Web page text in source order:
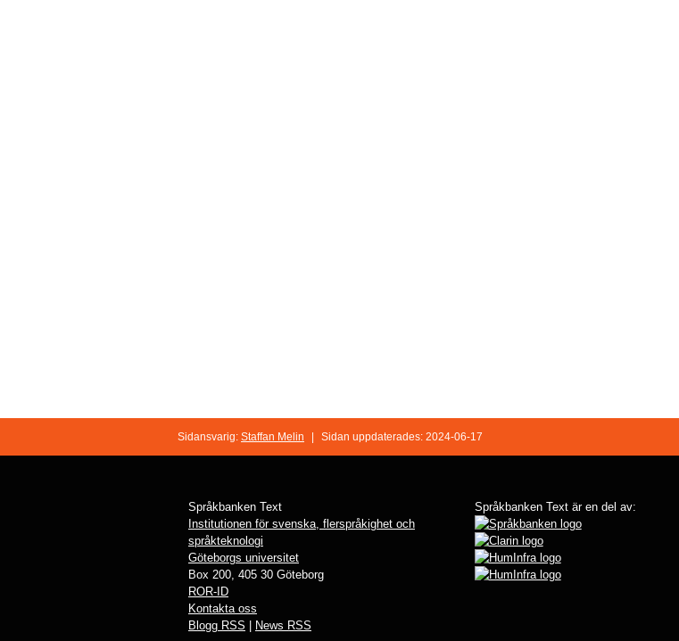
Sidansvarig: Staffan Melin Sidan uppdaterades: 2024-06-17
Språkbanken Text
Institutionen för svenska, flerspråkighet och
språkteknologi
Göteborgs universitet
Box 200, 405 30 Göteborg
ROR-ID
Kontakta oss
Blogg RSS
News RSS
Språkbanken Text är en del av: